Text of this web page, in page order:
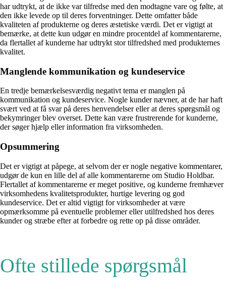
har udtrykt, at de ikke var tilfredse med den modtagne vare og følte, at
den ikke levede op til deres forventninger. Dette omfatter både
kvaliteten af produkterne og deres æstetiske værdi. Det er vigtigt at
bemærke, at dette kun udgør en mindre procentdel af kommentarerne,
da flertallet af kunderne har udtrykt stor tilfredshed med produkternes
kvalitet.
Manglende kommunikation og kundeservice
En tredje bemærkelsesværdig negativt tema er manglen på
kommunikation og kundeservice. Nogle kunder nævner, at de har haft
svært ved at få svar på deres henvendelser eller at deres spørgsmål og
bekymringer blev overset. Dette kan være frustrerende for kunderne,
der søger hjælp eller information fra virksomheden.
Opsummering
Det er vigtigt at påpege, at selvom der er nogle negative kommentarer,
udgør de kun en lille del af alle kommentarerne om Studio Holdbar.
Flertallet af kommentarerne er meget positive, og kunderne fremhæver
virksomhedens kvalitetsprodukter, hurtige levering og god
kundeservice. Det er altid vigtigt for virksomheder at være
opmærksomme på eventuelle problemer eller utilfredshed hos deres
kunder og stræbe efter at forbedre og rette op på disse områder.
Ofte stillede spørgsmål